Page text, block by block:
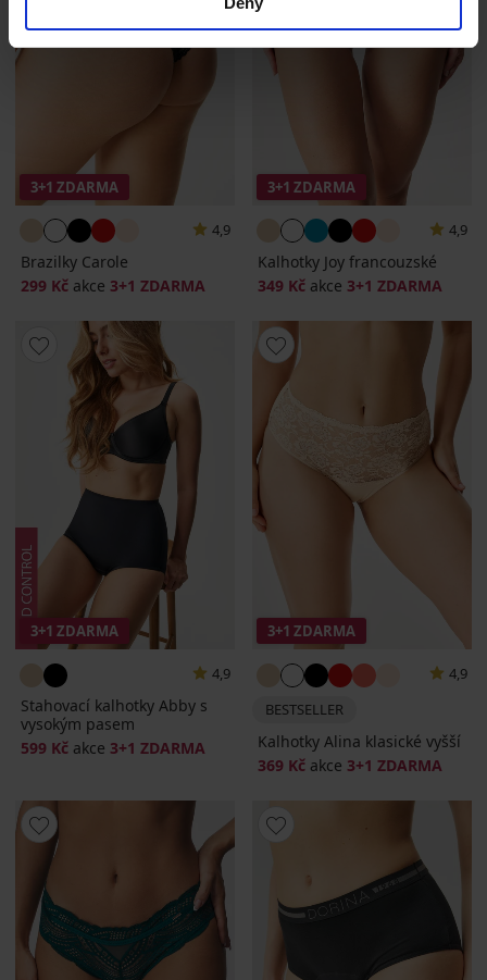
3+1 ZDARMA
4,9
Brazilky Carole
299 Kč akce 3+1 ZDARMA
3+1 ZDARMA
4,9
Kalhotky Joy francouzské
349 Kč akce 3+1 ZDARMA
3+1 ZDARMA
4,9
Stahovací kalhotky Abby s
vysokým pasem
599 Kč akce 3+1 ZDARMA
3+1 ZDARMA
4,9
BESTSELLER
Kalhotky Alina klasické vyšší
369 Kč akce 3+1 ZDARMA